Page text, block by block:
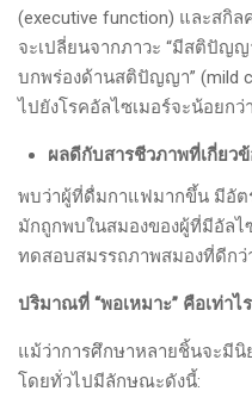
(executive function) และสกิ
จะเปลี่ยนจากภาวะ “มีสติปัญญ
บกพร่องด้านสติปัญญา” (mild
ไปยังโรคอัลไซเมอร์จะน้อยกว่า
ผลดีกับสารชีวภาพที่เกี่ยว
พบว่าผู้ที่ดื่มกาแฟมากขึ้น มีอัต
มักถูกพบในสมองของผู้ที่มีอัล
ทดสอบสมรรถภาพสมองที่ดีก
ปริมาณที่ “พอเหมาะ” คือเท่าไร
แม้ว่าการศึกษาหลายชิ้นจะมีนิ
โดยทั่วไปมีลักษณะดังนี้: